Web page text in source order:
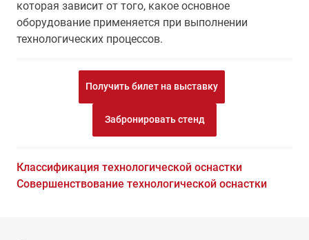
которая зависит от того, какое основное
оборудование применяется при выполнении
технологических процессов.
Получить билет на выставку
Забронировать стенд
Классификация технологической оснастки
Совершенствование технологической оснастки